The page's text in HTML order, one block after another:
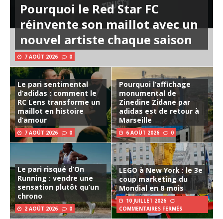
Pourquoi le Red Star FC
réinvente son maillot avec un
nouvel artiste chaque saison
7 AOÛT 2026 0
Le pari sentimental
d’adidas : comment le
RC Lens transforme un
maillot en histoire
d’amour
7 AOÛT 2026 0
Pourquoi l’affichage
monumental de
Zinedine Zidane par
adidas est de retour à
Marseille
6 AOÛT 2026 0
Le pari risqué d’On
Running : vendre une
sensation plutôt qu’un
chrono
2 AOÛT 2026 0
LEGO à New York : le 3e
coup marketing du
Mondial en 8 mois
10 JUILLET 2026
COMMENTAIRES FERMÉS